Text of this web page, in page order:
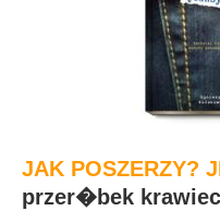
JAK POSZERZY?
przer�bek